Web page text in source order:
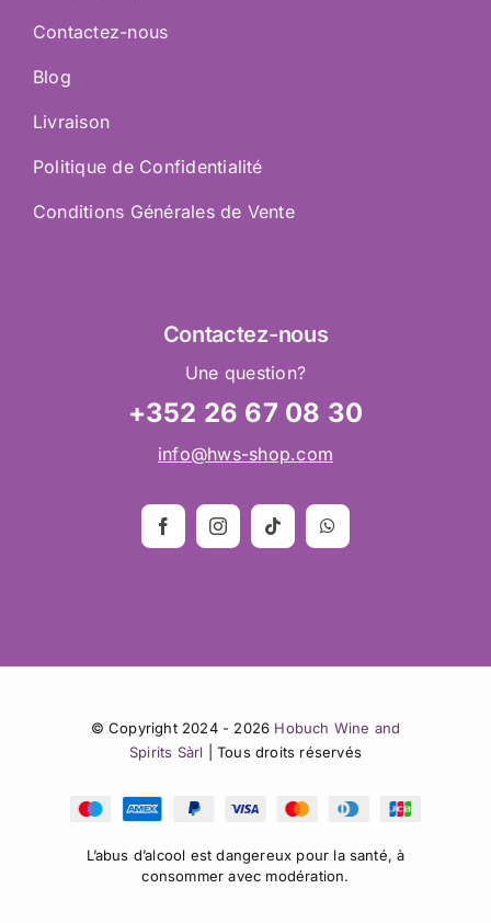
Contactez-nous
Blog
Livraison
Politique de Confidentialité
Conditions Générales de Vente
Contactez-nous
Une question?
+352 26 67 08 30
info@hws-shop.com
© Copyright 2024 - 2026 Hobuch Wine and
Spirits Sàrl | Tous droits réservés
L’abus d’alcool est dangereux pour la santé, à
consommer avec modération.